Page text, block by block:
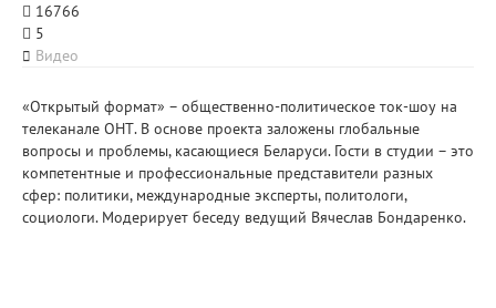
16766
5
Видео
«Открытый формат» – общественно-политическое ток-шоу на
телеканале ОНТ. В основе проекта заложены глобальные
вопросы и проблемы, касающиеся Беларуси. Гости в студии – это
компетентные и профессиональные представители разных
сфер: политики, международные эксперты, политологи,
социологи. Модерирует беседу ведущий Вячеслав Бондаренко.